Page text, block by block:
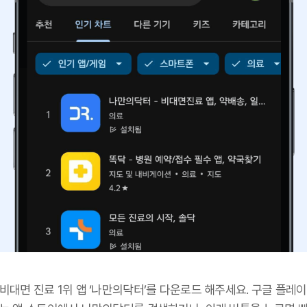
대면 진료 1위 앱 ‘나만의닥터’를 다운로드 해주세요. 구글 플레